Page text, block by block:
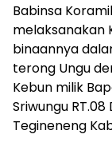
Babinsa
melaksanakan
binaannya
terong Ungu
Kebun milik
Sriwungu
Tegineneng